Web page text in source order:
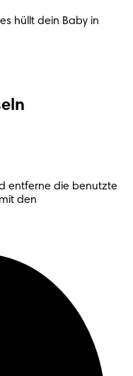
hüllt dein Baby in
entferne die benutzte
den